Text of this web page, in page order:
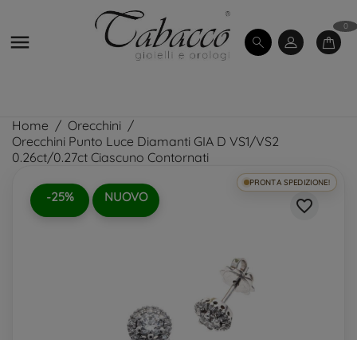

0
Home
Orecchini
Orecchini Punto Luce Diamanti GIA D VS1/VS2
0.26ct/0.27ct Ciascuno Contornati
-25% NUOVO
PRONTA SPEDIZIONE!
favorite_border